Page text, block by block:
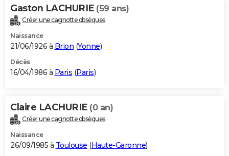
Gaston LACHURIE (59 ans)
Créer une cagnotte obsèques
Naissance
21/06/1926 à Brion (Yonne)
Décès
16/04/1986 à Paris (Paris)
Claire LACHURIE (0 an)
Créer une cagnotte obsèques
Naissance
26/09/1985 à Toulouse (Haute-Garonne)